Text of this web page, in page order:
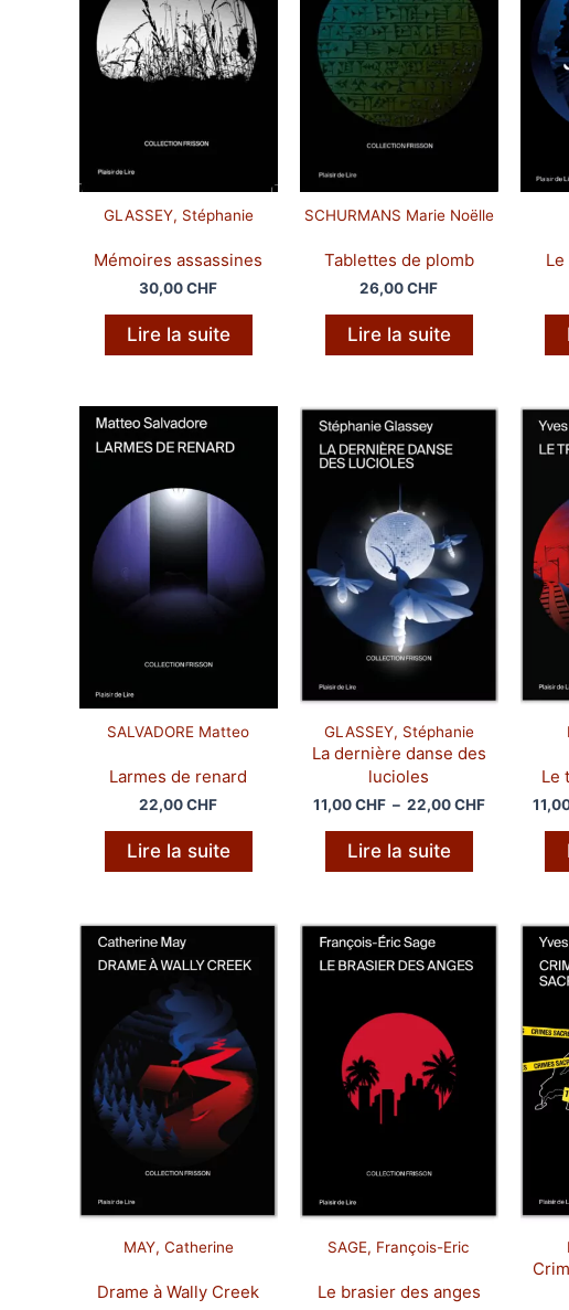
GLASSEY, Stéphanie
Mémoires assassines
30,00CHF
Lire la suite
SCHURMANS Marie Noëlle
Tablettes de plomb
26,00CHF
Lire la suite
Le
SALVADORE Matteo
Larmes de renard
22,00CHF
Lire la suite
GLASSEY, Stéphanie
La dernière danse des
lucioles
11,00CHF – 22,00CHFPlage
Lire la suite
Le
MAY, Catherine
Drame à Wally Creek
SAGE, François-Eric
Le brasier des anges